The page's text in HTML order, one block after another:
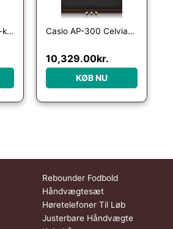
Donner DDP-200 el-klaver Casio AP-300 Celviano – El Klaver – Brun
10,329.00kr.
KØB NU
Rebounder Fodbold
Håndvægtesæt
Høretelefoner Til Løb
Justerbare Håndvægte